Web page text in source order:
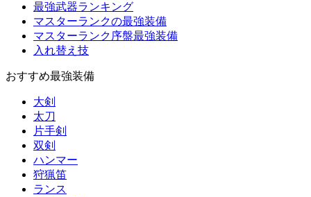
最強武器ランキング
マスターランクの最強装備
マスターランク序盤最強装備
入れ替え技
おすすめ最強装備
大剣
太刀
片手剣
双剣
ハンマー
狩猟笛
ランス